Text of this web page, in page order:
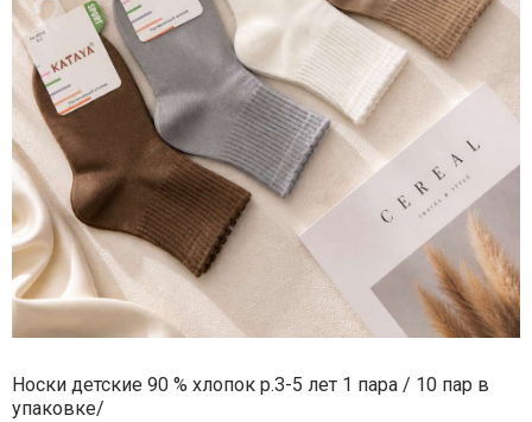
Носки детские 90 % хлопок р.3-5 лет 1 пара / 10 пар в
упаковке/